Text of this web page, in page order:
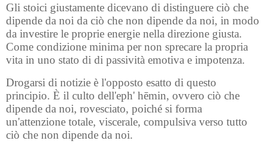
Gli stoici giustamente dicevano di distinguere ciò che
dipende da noi da ciò che non dipende da noi, in modo
da investire le proprie energie nella direzione giusta.
Come condizione minima per non sprecare la propria
vita in uno stato di di passività emotiva e impotenza.
Drogarsi di notizie è l'opposto esatto di questo
principio. È il culto dell'eph' hēmin, ovvero ciò che
dipende da noi, rovesciato, poiché si forma
un'attenzione totale, viscerale, compulsiva verso tutto
ciò che non dipende da noi.